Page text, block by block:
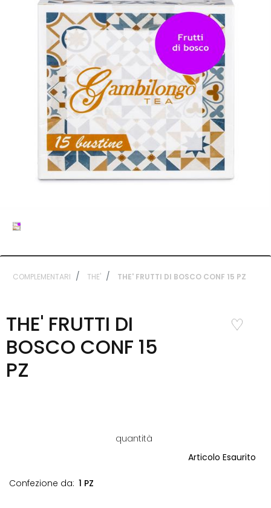
COMPLEMENTARI THE' THE' FRUTTI DI BOSCO CONF 15 PZ
THE' FRUTTI DI
BOSCO CONF 15
PZ
quantità
Articolo Esaurito
Confezione da: 1 PZ